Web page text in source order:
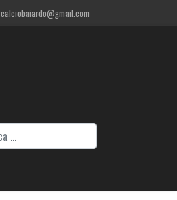
calciobaiardo@gmail.com